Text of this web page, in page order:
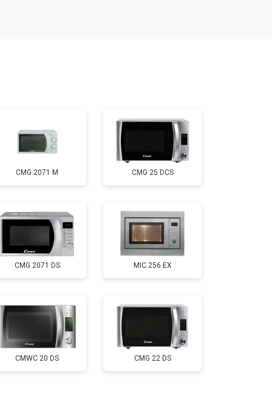
2500 ₽
3500 ₽ Заказать
4500 ₽ Заказать
2400 ₽ Заказать
CMG 2071 M CMG 25 DCS
CMG 2071 DS MIC 256 EX
CMWC 20 DS CMG 22 DS